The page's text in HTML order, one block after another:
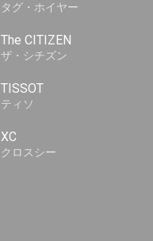
タグ・ホイヤー
The CITIZEN
ザ・シチズン
TISSOT
ティソ
XC
クロスシー